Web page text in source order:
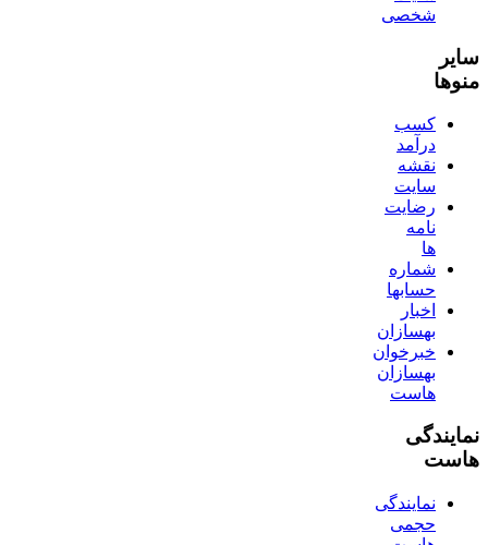
شخصی
سایر
منوها
کسب
درآمد
نقشه
سایت
رضایت
نامه
ها
شماره
حسابها
اخبار
بهسازان
خبرخوان
بهسازان
هاست
نمایندگی
هاست
نمایندگی
حجمی